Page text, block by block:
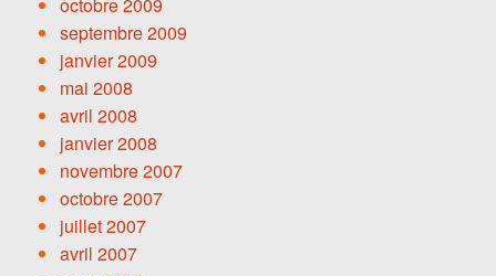
octobre 2009
septembre 2009
janvier 2009
mai 2008
avril 2008
janvier 2008
novembre 2007
octobre 2007
juillet 2007
avril 2007